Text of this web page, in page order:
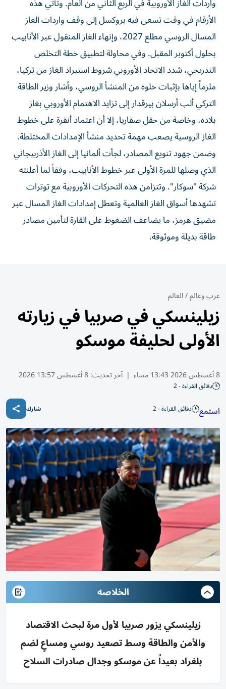
الأرقام في وقت تسعى فيه بروكسل إلى وقف واردات الغاز
المسال الروسي مطلع 2027، وإنهاء الغاز المنقول عبر الأنابيب
بحلول أكتوبر المقبل. وفي محاولة لتطبيق خطة التخلص
التدريجي، شدد الاتحاد الأوروبي شروط استيراد الغاز من تركيا،
ملزماً إياها بإثبات خلوه من المنشأ الروسي، وأشار وزير الطاقة
التركي ألب أرسلان بيرقدار إلى تزايد الاهتمام الأوروبي بغاز
بلاده، وخاصة من حقل صقاريا، إلا أن اعتماد أنقرة على خطوط
الغاز الروسية يصعب مهمة تحديد منشأ الإمدادات المختلطة.
وضمن جهود تنويع المصادر، لجأت ألمانيا إلى الغاز الأذربيجاني
الذي وصلها للمرة الأولى عبر خطوط الأنابيب، وفقاً لما أعلنته
شركة "سوكار". وتتزامن هذه التحركات الأوروبية مع توترات
تشهدها أسواق الغاز العالمية وتعطل إمدادات الغاز المسال عبر
مضيق هرمز، ما يضاعف الضغوط على القارة لتأمين مصادر
طاقة بديلة وموثوقة.
عرب وعالم/العالم
زيلينسكي في صربيا في زيارته
الأولى لحليفة موسكو
8 أغسطس 2026 13:43 مساء | آخر تحديث:8 أغسطس 13:57 2026
دقائق القراءة - 2
استمع دقائق القراءة - 2 شارك
الخلاصه
زيلينسكي يزور صربيا لأول مرة لبحث الاقتصاد
والأمن والطاقة وسط تصعيد روسي ومساعٍ لضم
بلغراد بعيداً عن موسكو وجدال صادرات السلاح